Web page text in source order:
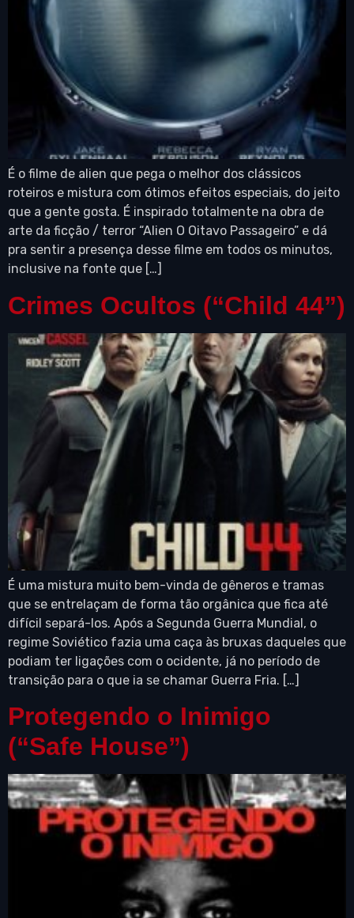
É o filme de alien que pega o melhor dos clássicos
roteiros e mistura com ótimos efeitos especiais, do jeito
que a gente gosta. É inspirado totalmente na obra de
arte da ficção / terror “Alien O Oitavo Passageiro” e dá
pra sentir a presença desse filme em todos os minutos,
inclusive na fonte que […]
Crimes Ocultos (“Child 44”)
É uma mistura muito bem-vinda de gêneros e tramas
que se entrelaçam de forma tão orgânica que fica até
difícil separá-los. Após a Segunda Guerra Mundial, o
regime Soviético fazia uma caça às bruxas daqueles que
podiam ter ligações com o ocidente, já no período de
transição para o que ia se chamar Guerra Fria. […]
Protegendo o Inimigo
(“Safe House”)